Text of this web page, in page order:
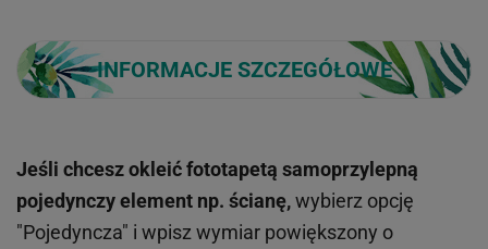
INFORMACJE SZCZEGÓŁOWE
Jeśli chcesz okleić fototapetą samoprzylepną
pojedynczy element np. ścianę,wybierz opcję
"Pojedyncza" i wpisz wymiar powiększony o